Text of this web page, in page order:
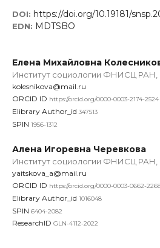
DOI: https://doi.org/10.19181/
EDN: MDTSBO
Елена Михайловна
Институт социологии ФНИСЦ РАН,
kolesnikova@mail.ru
ORCID ID https://orcid.org/0000-0003-2174-2524
Elibrary Author_id 347513
SPIN 1956-1312
Алена Игоревна Черевкова
Институт социологии ФНИСЦ РАН,
yaitskova_a@mail.ru
ORCID ID https://orcid.org/0000-0003-0662-
Elibrary Author_id 1016048
SPIN 6404-2082
ResearchID GLN-4112-2022